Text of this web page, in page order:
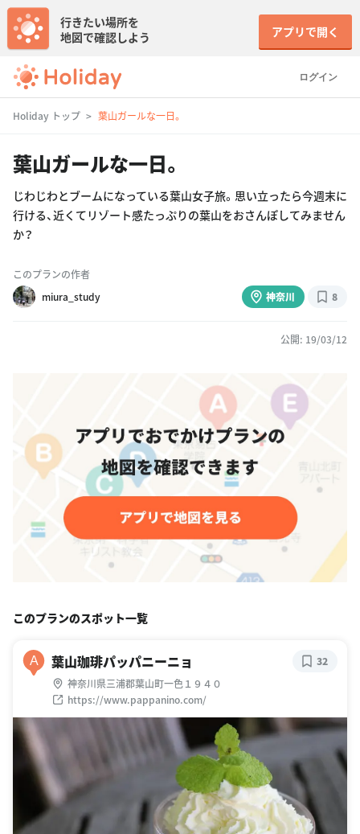
ログイン
行きたい場所を
地図で確認しよう
アプリで開く
Holiday トップ 葉山ガールな一日。
葉山ガールな一日。
じわじわとブームになっている葉山女子旅。思い立ったら今週末に
行ける、近くてリゾート感たっぷりの葉山をおさんぽしてみません
か？
このプランの作者
miura_study
神奈川 8
公開: 19/03/12
このプランのスポット一覧
A 葉山珈琲パッパニーニョ
神奈川県三浦郡葉山町一色１９４０
https://www.pappanino.com/
32